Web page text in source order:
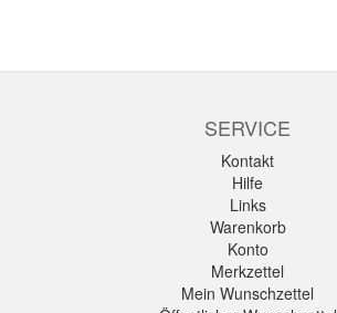
SERVICE
Kontakt
Hilfe
Links
Warenkorb
Konto
Merkzettel
Mein Wunschzettel